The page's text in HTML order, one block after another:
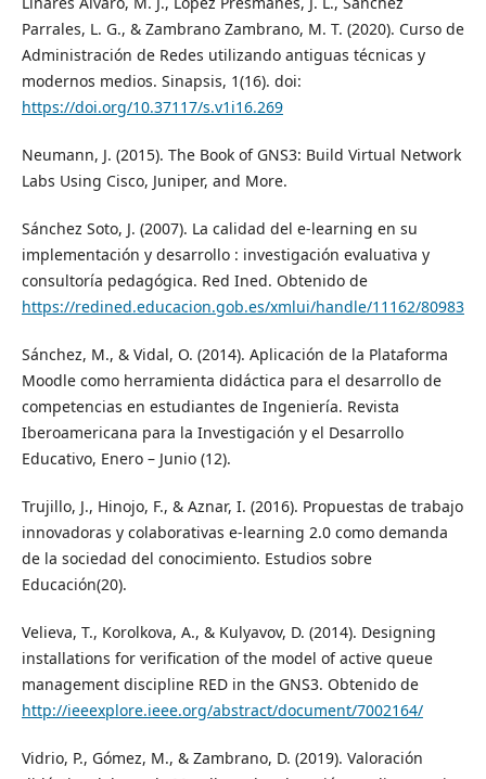
Parrales, L. G., & Zambrano Zambrano, M. T. (2020). Curso de
Administración de Redes utilizando antiguas técnicas y
modernos medios. Sinapsis, 1(16). doi:
https://doi.org/10.37117/s.v1i16.269
Neumann, J. (2015). The Book of GNS3: Build Virtual Network
Labs Using Cisco, Juniper, and More.
Sánchez Soto, J. (2007). La calidad del e-learning en su
implementación y desarrollo : investigación evaluativa y
consultoría pedagógica. Red Ined. Obtenido de
https://redined.educacion.gob.es/xmlui/handle/11162/80983
Sánchez, M., & Vidal, O. (2014). Aplicación de la Plataforma
Moodle como herramienta didáctica para el desarrollo de
competencias en estudiantes de Ingeniería. Revista
Iberoamericana para la Investigación y el Desarrollo
Educativo, Enero – Junio (12).
Trujillo, J., Hinojo, F., & Aznar, I. (2016). Propuestas de trabajo
innovadoras y colaborativas e-learning 2.0 como demanda
de la sociedad del conocimiento. Estudios sobre
Educación(20).
Velieva, T., Korolkova, A., & Kulyavov, D. (2014). Designing
installations for verification of the model of active queue
management discipline RED in the GNS3. Obtenido de
http://ieeexplore.ieee.org/abstract/document/7002164/
Vidrio, P., Gómez, M., & Zambrano, D. (2019). Valoración